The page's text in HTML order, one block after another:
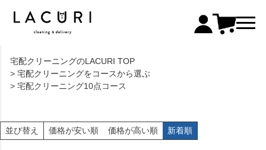
宅配クリーニングのLACURI TOP
宅配クリーニングをコースから選ぶ
宅配クリーニング10点コース
並び替え 価格が安い順 価格が高い順 新着順